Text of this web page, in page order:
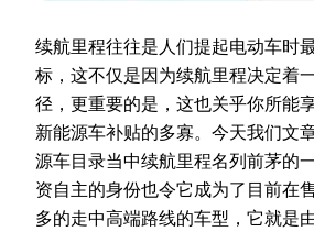
续航里程往往是人们提起电动车时
标，这不仅是因为续航里程决定着
径，更重要的是，这也关乎你所能
新能源车补贴的多寡。今天我们文
源车目录当中续航里程名列前茅的
资自主的身份也令它成为了目前在
多的走中高端路线的车型，它就是